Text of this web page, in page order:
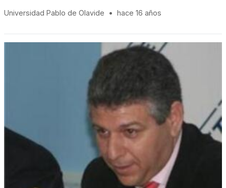
Universidad Pablo de Olavide • hace 16 años